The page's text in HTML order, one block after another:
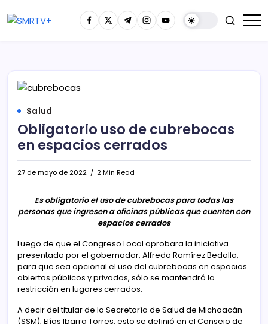
Salud
Obligatorio uso de cubrebocas
en espacios cerrados
27 de mayo de 2022 2 Min Read
Es obligatorio el uso de cubrebocas para todas las
personas que ingresen a oficinas públicas que cuenten con
espacios cerrados
Luego de que el Congreso Local aprobara la iniciativa
presentada por el gobernador, Alfredo Ramírez Bedolla,
para que sea opcional el uso del cubrebocas en espacios
abiertos públicos y privados, sólo se mantendrá la
restricción en lugares cerrados.
A decir del titular de la Secretaría de Salud de Michoacán
(SSM), Elías Ibarra Torres, esto se definió en el Consejo de